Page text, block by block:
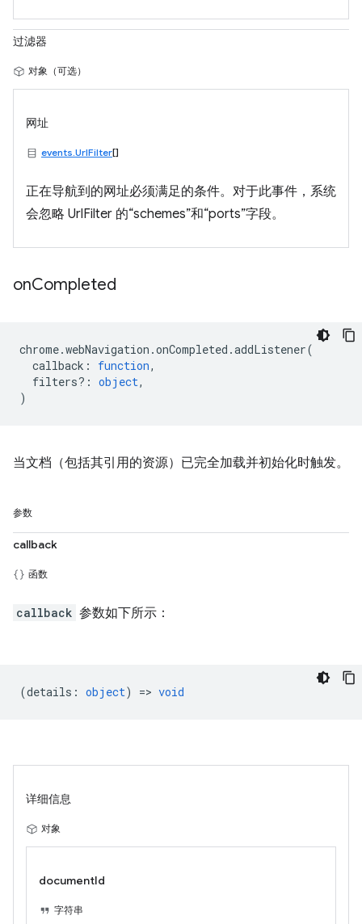
过滤器
对象（可选）
网址
events.UrlFilter[]
正在导航到的网址必须满足的条件。对于此事件，系统
会忽略 UrlFilter 的“schemes”和“ports”字段。
onCompleted
chrome.webNavigation .onCompleted .addListener(
callback : function,
filters? : object,
)
当文档（包括其引用的资源）已完全加载并初始化时触发。
参数
callback
函数
callback 参数如下所示：
(details : object) => void
详细信息
对象
documentId
字符串